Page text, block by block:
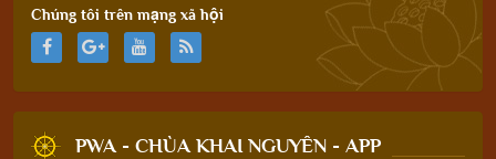
Chúng tôi trên mạng xã hội
PWA - CHÙA KHAI NGUYÊN - APP